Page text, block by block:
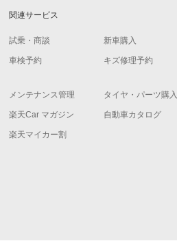
関連サービス
試乗・商談 新車購入
車検予約 キズ修理予約
メンテナンス管理 タイヤ・パーツ購入
楽天Car マガジン 自動車カタログ
楽天マイカー割